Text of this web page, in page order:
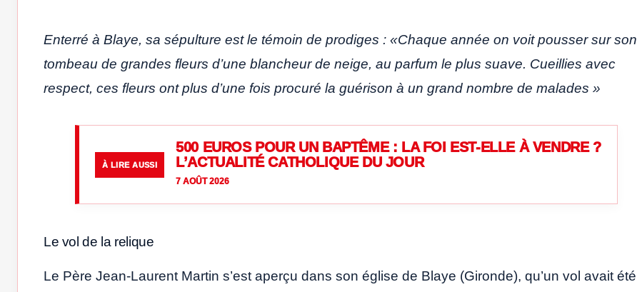
Enterré à Blaye, sa sépulture est le témoin de prodiges : «Chaque année on voit pousser sur son
tombeau de grandes fleurs d’une blancheur de neige, au parfum le plus suave. Cueillies avec
respect, ces fleurs ont plus d’une fois procuré la guérison à un grand nombre de malades »
À LIRE AUSSI
500 EUROS POUR UN BAPTÊME : LA FOI EST-ELLE À VENDRE ?
L’ACTUALITÉ CATHOLIQUE DU JOUR
7 AOÛT 2026
Le vol de la relique
Le Père Jean-Laurent Martin s’est aperçu dans son église de Blaye (Gironde), qu’un vol avait été